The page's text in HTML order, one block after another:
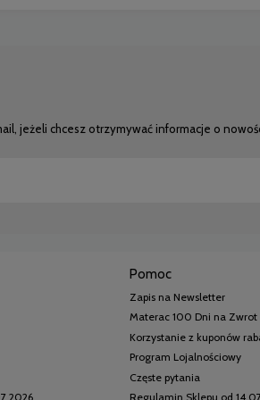
jeżeli chcesz otrzymywać informacje o
Pomoc
Zapis na Newsletter
Materac 100 Dni na Zwrot
Korzystanie z kuponów
Program Lojalnościowy
Częste pytania
Regulamin Sklepu od